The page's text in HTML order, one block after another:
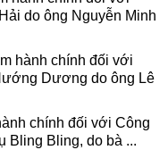
do ông Nguyễn Minh
hành chính đối với
Dương do ông Lê
chính đối với Công
Bling Bling, do bà ...